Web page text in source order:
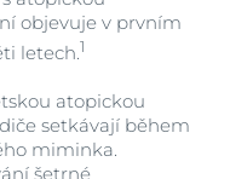
objevuje v prvním
letech.1
atopickou
setkávají během
miminka.
šetrné